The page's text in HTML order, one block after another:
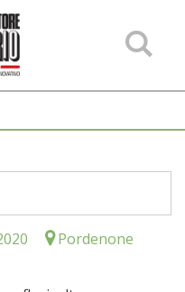
Pordenone